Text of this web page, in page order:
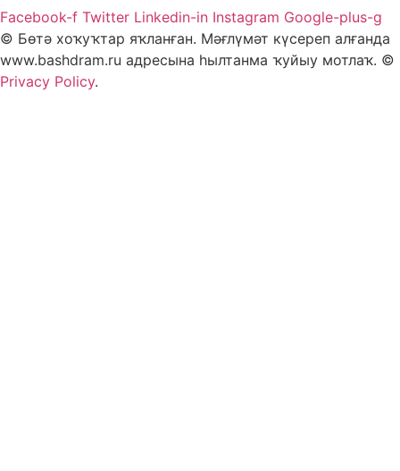
Facebook-f Twitter Linkedin-in Instagram Google-plus-g
© Бөтә хоҡуҡтар яҡланған. Мәғлүмәт күсереп алғанда
www.bashdram.ru адресына һылтанма ҡуйыу мотлаҡ. ©
Privacy Policy.